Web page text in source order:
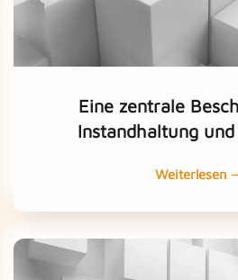
Eine zentrale
Instandhaltung
Weiterlesen